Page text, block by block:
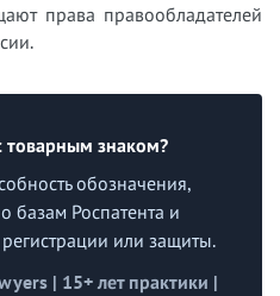
права правообладателей
знаком?
обозначения,
базам Роспатента и
или защиты.
| 15+ лет практики |